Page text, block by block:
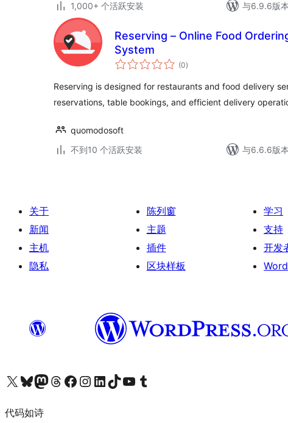
1,000+ 个活跃安装
与6.9.6版
Reserving – Online Food
System
(0总
评)
Reserving is designed for restaurants and food delivery
reservations, table bookings, and efficient delivery
quomodosoft
不到10 个活跃安装
与6.6.6版
关于
新闻
主机
隐私
陈列窗
主题
插件
区块样板
学习
支持
开发
关注我们的 X（原 Twitter）账号访问我们的 Bluesky 账号关注我们的 Mastodon 账号访问我们的 Threads 账号 访问我们的 Facebook 公共主页关注我们的 Instagram 账号 关注我们的 LinkedIn 主页访问我们的 TikTok 账号访问我们的 YouTube 频道 访问我们的 Tumblr 账号
代码如诗